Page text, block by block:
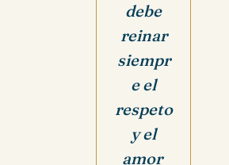
debe
reinar
siempr
e el
respeto
y el
amor